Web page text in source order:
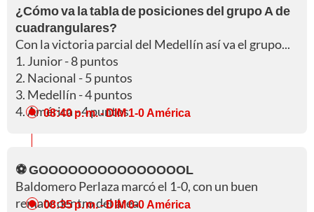
¿Cómo va la tabla de posiciones del grupo A de
cuadrangulares?
Con la victoria parcial del Medellín así va el grupo...
1. Junior - 8 puntos
2. Nacional - 5 puntos
3. Medellín - 4 puntos
4. América - 4 puntos
08:40 p. m.- DIM 1-0 América
⚽ GOOOOOOOOOOOOOOOL
Baldomero Perlaza marcó el 1-0, con un buen
remate dentro del área.
08:35 p. m.- DIM 0-0 América